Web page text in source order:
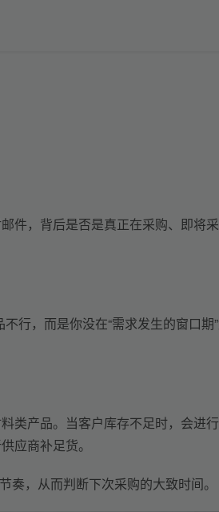
件，背后是否是真正在采购、即将采
行，而是你没在“需求发生的窗口期
类产品。当客户库存不足时， 会进
应商补足货。
奏，从而判断下次采购的大致时间。